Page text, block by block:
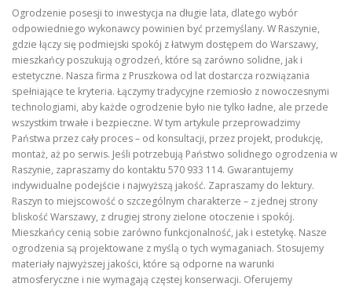
Ogrodzenie posesji to inwestycja na długie lata, dlatego wybór
odpowiedniego wykonawcy powinien być przemyślany. W Raszynie,
gdzie łączy się podmiejski spokój z łatwym dostępem do Warszawy,
mieszkańcy poszukują ogrodzeń, które są zarówno solidne, jak i
estetyczne. Nasza firma z Pruszkowa od lat dostarcza rozwiązania
spełniające te kryteria. Łączymy tradycyjne rzemiosło z nowoczesnymi
technologiami, aby każde ogrodzenie było nie tylko ładne, ale przede
wszystkim trwałe i bezpieczne. W tym artykule przeprowadzimy
Państwa przez cały proces – od konsultacji, przez projekt, produkcję,
montaż, aż po serwis. Jeśli potrzebują Państwo solidnego ogrodzenia w
Raszynie, zapraszamy do kontaktu 570 933 114. Gwarantujemy
indywidualne podejście i najwyższą jakość. Zapraszamy do lektury.
Raszyn to miejscowość o szczególnym charakterze – z jednej strony
bliskość Warszawy, z drugiej strony zielone otoczenie i spokój.
Mieszkańcy cenią sobie zarówno funkcjonalność, jak i estetykę. Nasze
ogrodzenia są projektowane z myślą o tych wymaganiach. Stosujemy
materiały najwyższej jakości, które są odporne na warunki
atmosferyczne i nie wymagają częstej konserwacji. Oferujemy